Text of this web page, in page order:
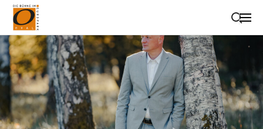
Suche schließen
Wegbeschreibung erhalten